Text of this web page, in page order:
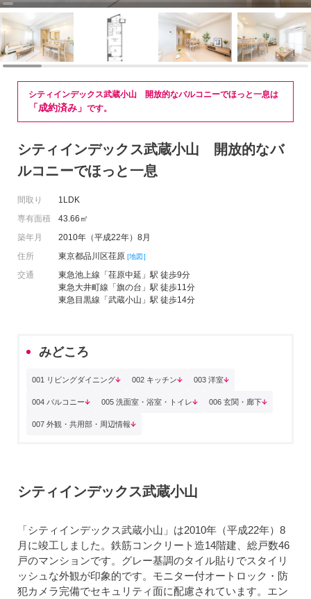
シティインデックス武蔵小山 開放的なバルコニーでほっと一息は
「成約済み」 です。
シティインデックス武蔵小山 開放的なバ
ルコニーでほっと一息
間取り
1LDK
専有面積
43.66㎡
築年月
2010年（平成22年）8月
住所
東京都品川区荏原 [地図]
交通
東急池上線「荏原中延」駅 徒歩9分
東急大井町線「旗の台」駅 徒歩11分
東急目黒線「武蔵小山」駅 徒歩14分
みどころ
001 リビングダイニング 002 キッチン 003 洋室
004 バルコニー 005 洗面室・浴室・トイレ 006 玄関・廊下
007 外観・共用部・周辺情報
シティインデックス武蔵小山
「シティインデックス武蔵小山」は2010年（平成22年）8
月に竣工しました。鉄筋コンクリート造14階建、総戸数46
戸のマンションです。グレー基調のタイル貼りでスタイリ
ッシュな外観が印象的です。モニター付オートロック・防
犯カメラ完備でセキュリティ面に配慮されています。エン